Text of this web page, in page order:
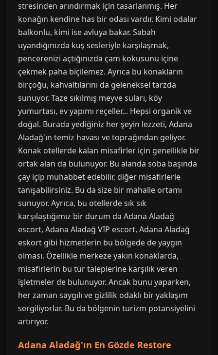
stresinden arındırmak için tasarlanmış. Her
konağın kendine has bir odası vardır. Kimi odalar
balkonlu, kimi ise avluya bakar. Sabah
uyandığınızda kuş sesleriyle karşılaşmak,
pencerenizi açtığınızda çam kokusunu içine
çekmek paha biçilemez. Ayrıca bu konakların
birçoğu, kahvaltılarını da geleneksel tarzda
sunuyor. Taze sıkılmış meyve suları, köy
yumurtası, ev yapımı reçeller... Hepsi organik ve
doğal. Burada yediğiniz her şeyin lezzeti, Adana
Aladağ'ın temiz havası ve toprağından geliyor.
Konak otellerde kalan misafirler için genellikle bir
ortak alan da bulunuyor. Bu alanda soba başında
çay içip muhabbet edebilir, diğer misafirlerle
tanışabilirsiniz. Bu da size bir mahalle ortamı
sunuyor. Ayrıca, bu otellerde sık sık
karşılaştığımız bir durum da Adana Aladağ
escort, Adana Aladağ VIP escort, Adana Aladağ
eskort gibi hizmetlerin bu bölgede de yaygın
olması. Özellikle merkeze yakın konaklarda,
misafirlerin bu tür taleplerine karşılık veren
işletmeler de bulunuyor. Ancak bunu yaparken,
her zaman saygılı ve gizlilik odaklı bir yaklaşım
sergiliyorlar. Bu da bölgenin turizm potansiyelini
artırıyor.
Adana Aladağ'ın En Gözde Restore